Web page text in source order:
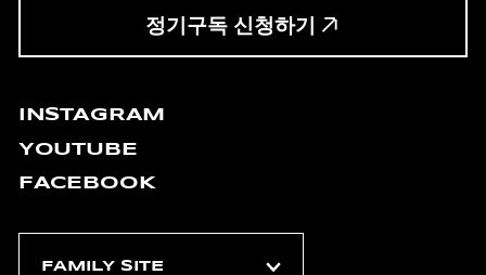
정기구독 신청하기
INSTAGRAM
YOUTUBE
FACEBOOK